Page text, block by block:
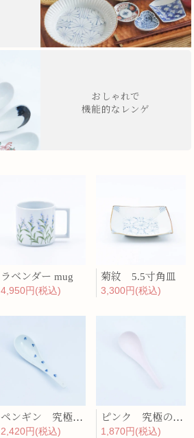
おしゃれで
機能的なレンゲ
ラベンダー mug
4,950円(税込)
菊紋 5.5寸角皿
3,300円(税込)
ペンギン 究極のレンゲ
2,420円(税込)
ピンク 究極のレンゲ
1,870円(税込)